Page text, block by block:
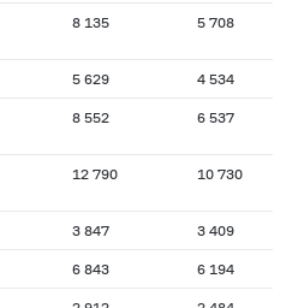
8 135 5 708
5 629 4 534
8 552 6 537
12 790 10 730
3 847 3 409
6 843 6 194